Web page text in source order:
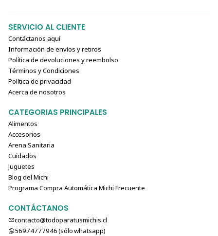
SERVICIO AL CLIENTE
Contáctanos aquí
Información de envíos y retiros
Política de devoluciones y reembolso
Términos y Condiciones
Política de privacidad
Acerca de nosotros
CATEGORIAS PRINCIPALES
Alimentos
Accesorios
Arena Sanitaria
Cuidados
Juguetes
Blog del Michi
Programa Compra Automática Michi Frecuente
CONTÁCTANOS
contacto@todoparatusmichis.cl
56974777946 (sólo⁣⁣⁣⁣⁣​​​​​​​​​​​​​​​ whatsapp)